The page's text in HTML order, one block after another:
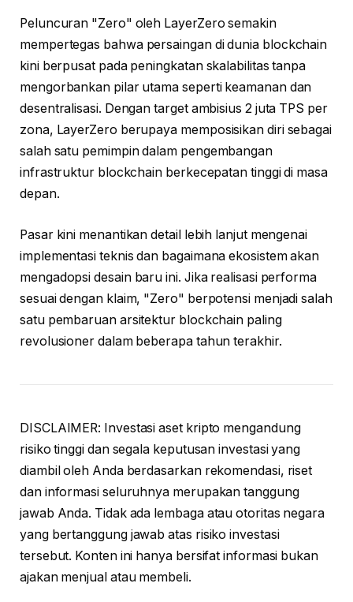
Peluncuran "Zero" oleh LayerZero semakin
mempertegas bahwa persaingan di dunia blockchain
kini berpusat pada peningkatan skalabilitas tanpa
mengorbankan pilar utama seperti keamanan dan
desentralisasi. Dengan target ambisius 2 juta TPS per
zona, LayerZero berupaya memposisikan diri sebagai
salah satu pemimpin dalam pengembangan
infrastruktur blockchain berkecepatan tinggi di masa
depan.
Pasar kini menantikan detail lebih lanjut mengenai
implementasi teknis dan bagaimana ekosistem akan
mengadopsi desain baru ini. Jika realisasi performa
sesuai dengan klaim, "Zero" berpotensi menjadi salah
satu pembaruan arsitektur blockchain paling
revolusioner dalam beberapa tahun terakhir.
DISCLAIMER: Investasi aset kripto mengandung
risiko tinggi dan segala keputusan investasi yang
diambil oleh Anda berdasarkan rekomendasi, riset
dan informasi seluruhnya merupakan tanggung
jawab Anda. Tidak ada lembaga atau otoritas negara
yang bertanggung jawab atas risiko investasi
tersebut. Konten ini hanya bersifat informasi bukan
ajakan menjual atau membeli.